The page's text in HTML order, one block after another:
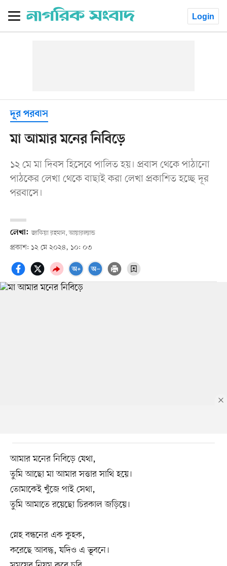
Login
দূর পরবাস
মা আমার মনের নিবিড়ে
১২ মে মা দিবস হিসেবে পালিত হয়। প্রবাস থেকে পাঠানো
পাঠকের লেখা থেকে বাছাই করা লেখা প্রকাশিত হচ্ছে দূর
পরবাসে।
লেখা: জাকিয়া রহমান, আয়ারল্যান্ড
প্রকাশ: ১২ মে ২০২৪, ১০: ০৩
আমার মনের নিবিড়ে যেথা,
তুমি আছো মা আমার সত্তার সাথি হয়ে।
তোমাকেই খুঁজে পাই সেথা,
তুমি আমাতে রয়েছো চিরকাল জড়িয়ে।
স্নেহ বন্ধনের এক কুহক,
করেছে আবদ্ধ, যদিও এ ভূবনে।